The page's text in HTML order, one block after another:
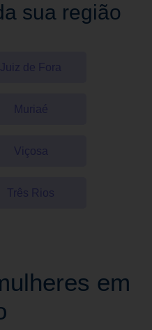
sua região
em